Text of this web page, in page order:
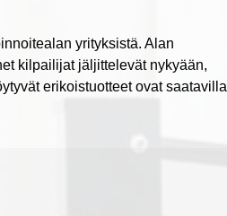
yrityksistä. Alan
kilpailijat jäljittelevät nykyään,
erikoistuotteet ovat saatavilla